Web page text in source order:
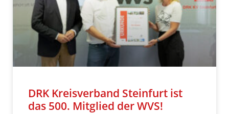
DRK Kreisverband Steinfurt ist
das 500. Mitglied der WVS!